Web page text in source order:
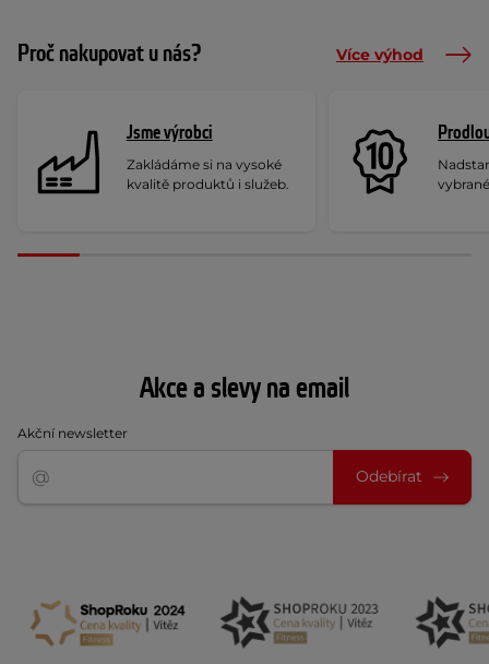
Proč nakupovat u nás? Více výhod
Jsme výrobci
Zakládáme si na vysoké
kvalitě produktů i služeb.
Akce a slevy na email
Akční newsletter
Odebírat